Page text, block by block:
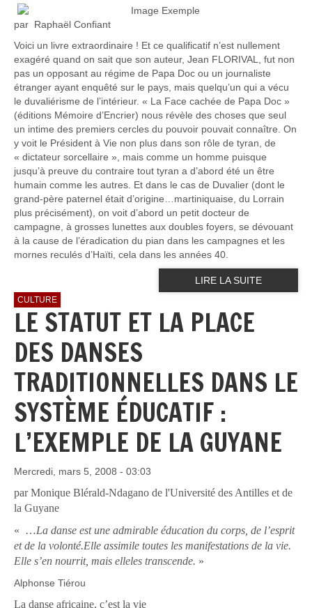
par Raphaël Confiant
Voici un livre extraordinaire ! Et ce qualificatif n’est nullement
exagéré quand on sait que son auteur, Jean FLORIVAL, fut non
pas un opposant au régime de Papa Doc ou un journaliste
étranger ayant enquêté sur le pays, mais quelqu’un qui a vécu
le duvaliérisme de l’intérieur. « La Face cachée de Papa Doc »
(éditions Mémoire d’Encrier) nous révèle des choses que seul
un intime des premiers cercles du pouvoir pouvait connaître. On
y voit le Président à Vie non plus dans son rôle de tyran, de
« dictateur sorcellaire », mais comme un homme puisque
jusqu’à preuve du contraire tout tyran a d’abord été un être
humain comme les autres. Et dans le cas de Duvalier (dont le
grand-père paternel était d’origine…martiniquaise, du Lorrain
plus précisément), on voit d’abord un petit docteur de
campagne, à grosses lunettes aux doubles foyers, se dévouant
à la cause de l’éradication du pian dans les campagnes et les
mornes reculés d’Haïti, cela dans les années 40.
LIRE LA SUITE
CULTURE
LE STATUT ET LA PLACE
DES DANSES
TRADITIONNELLES DANS LE
SYSTÈME ÉDUCATIF :
L’EXEMPLE DE LA GUYANE
Mercredi, mars 5, 2008 - 03:03
par Monique Blérald-Ndagano de l'Université des Antilles et de
la Guyane
« …La danse est une admirable éducation du corps, de l’esprit
et de la volonté.Elle assimile toutes les manifestations de la vie.
Elle s’en nourrit, mais elleles transcende. »
Alphonse Tiérou
La danse africaine, c’est la vie